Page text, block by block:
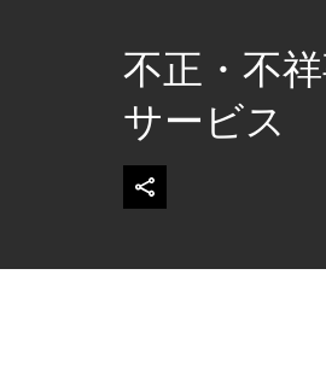
不正・不
サービス​